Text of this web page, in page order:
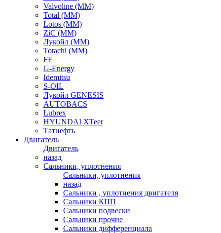
Valvoline (ММ)
Total (ММ)
Lotos (ММ)
ZiC (ММ)
Лукойл (ММ)
Totachi (MM)
FF
G-Energy
Idemitsu
S-OIL
Лукойл GENESIS
AUTOBACS
Lubrex
HYUNDAI XTeer
Татнефть
Двигатель
Двигатель
назад
Сальники, уплотнения
Сальники, уплотнения
назад
Сальники , уплотнения двигателя
Сальники КПП
Сальники подвески
Сальники прочие
Сальники дифференциала